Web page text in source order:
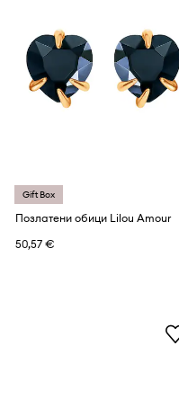
Gift Box
Позлатени обици Lilou Amour
50,57 €